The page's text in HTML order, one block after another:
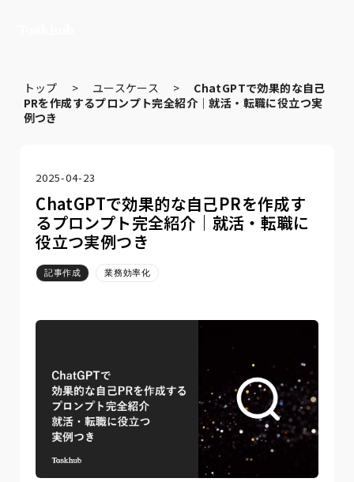
トップ > ユースケース > ChatGPTで効果的な自己
PRを作成するプロンプト完全紹介｜就活・転職に役立つ実
例つき
2025-04-23
ChatGPTで効果的な自己PRを作成す
るプロンプト完全紹介｜就活・転職に
役立つ実例つき
記事作成 業務効率化